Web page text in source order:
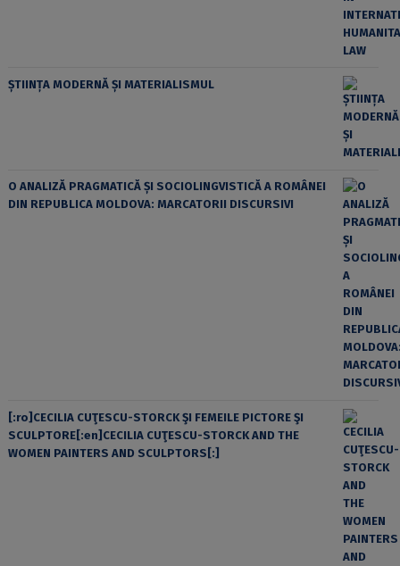
ȘTIINȚA MODERNĂ ȘI MATERIALISMUL
O ANALIZĂ PRAGMATICĂ ȘI SOCIOLINGVISTICĂ A ROMÂNEI
DIN REPUBLICA MOLDOVA: MARCATORII DISCURSIVI
[:ro]CECILIA CUŢESCU-STORCK ŞI FEMEILE PICTORE ŞI
SCULPTORE[:en]CECILIA CUŢESCU-STORCK AND THE
WOMEN PAINTERS AND SCULPTORS[:]